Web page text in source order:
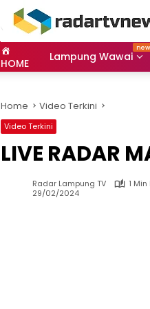
HOME Lampung Wawai
Home Video Terkini
Video Terkini
LIVE RADAR
Radar Lampung TV
1
29/02/2024